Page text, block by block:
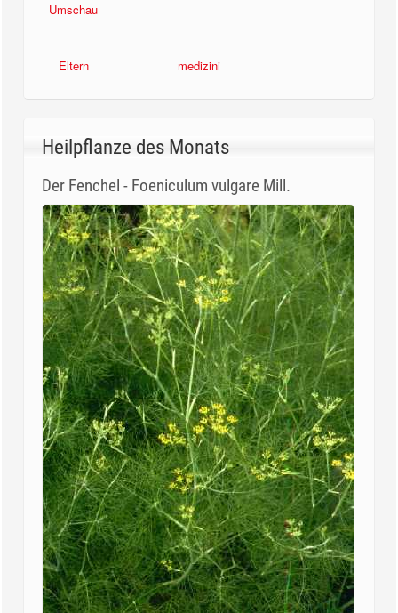
Umschau
Eltern medizini
Heilpflanze des Monats
Der Fenchel - Foeniculum vulgare Mill.